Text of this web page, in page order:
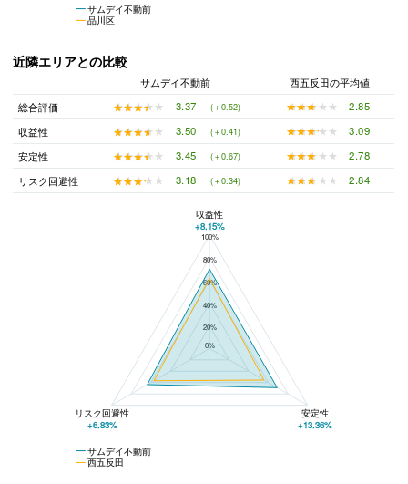
サムデイ不動前
品川区
近隣エリアとの比較
サムデイ不動前
西五反田の平均値
総合評価
★★★★★
★★★★★ 3.37 (＋0.52) ★★★★★
★★★★★
2.85
収益性
★★★★★
★★★★★ 3.50 (＋0.41) ★★★★★
★★★★★
3.09
安定性
★★★★★
★★★★★ 3.45 (＋0.67) ★★★★★
★★★★★
2.78
リスク回避性
★★★★★
★★★★★ 3.18 (＋0.34) ★★★★★
★★★★★ 2.84
サムデイ不動前と西五反田の平均値の総合評価の比較
100%
80%
60%
40%
20%
0%
サムデイ不動前
西五反田
収益性
+8.15%
リスク回避性
+6.83%
安定性
+13.36%